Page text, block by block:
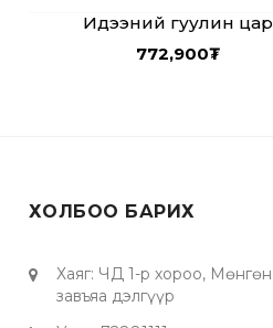
Идээний гуулин цар
772,900₮
ХОЛБОО БАРИХ
Хаяг: ЧД 1-р хороо, Мөнгөн
завъяа дэлгүүр